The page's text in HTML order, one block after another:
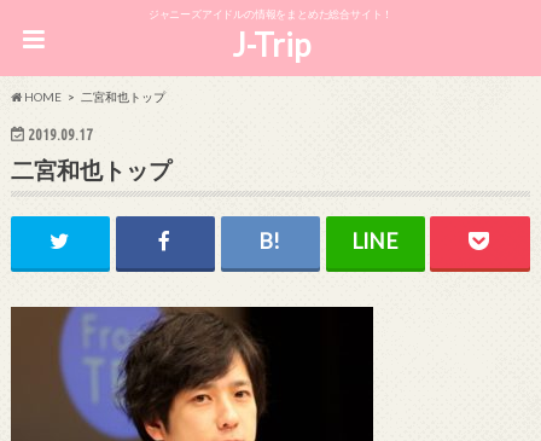
ジャニーズアイドルの情報をまとめた総合サイト！
J-Trip
HOME 二宮和也トップ
2019.09.17
二宮和也トップ